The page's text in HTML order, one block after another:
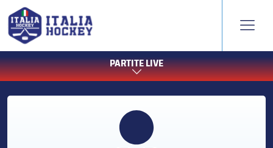
PARTITE LIVE